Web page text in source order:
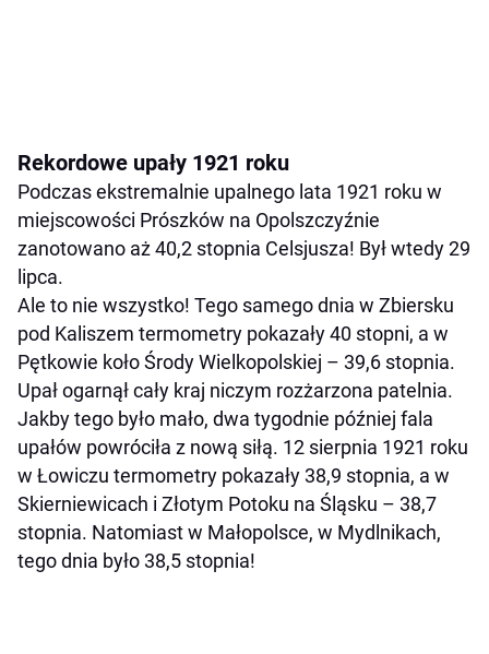
Rekordowe upały 1921 roku
Podczas ekstremalnie upalnego lata 1921 roku w
miejscowości Prószków na Opolszczyźnie
zanotowano aż 40,2 stopnia Celsjusza! Był wtedy 29
lipca.
Ale to nie wszystko! Tego samego dnia w Zbiersku
pod Kaliszem termometry pokazały 40 stopni, a w
Pętkowie koło Środy Wielkopolskiej – 39,6 stopnia.
Upał ogarnął cały kraj niczym rozżarzona patelnia.
Jakby tego było mało, dwa tygodnie później fala
upałów powróciła z nową siłą. 12 sierpnia 1921 roku
w Łowiczu termometry pokazały 38,9 stopnia, a w
Skierniewicach i Złotym Potoku na Śląsku – 38,7
stopnia. Natomiast w Małopolsce, w Mydlnikach,
tego dnia było 38,5 stopnia!